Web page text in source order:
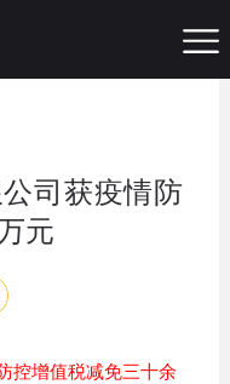
司获疫情防
元
控增值税减免三十余